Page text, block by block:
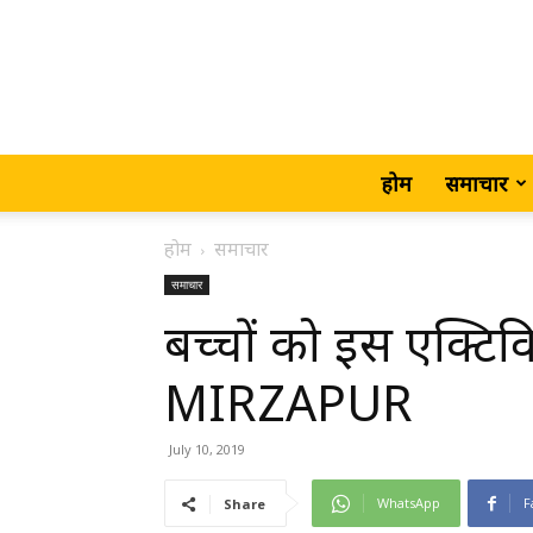
होम समाचार
होम समाचार
समाचार
बच्चों को इस
MIRZAPUR
July 10, 2019
Share WhatsApp